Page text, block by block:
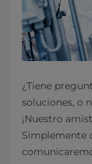
¿Tiene
soluciones, o
¡Nuestro
Simplemente